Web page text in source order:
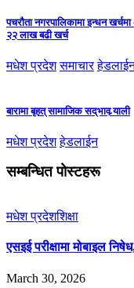
पचरौता नगरपालिकामा इन्धन
२२ लाख बढी खर्च
मधेश प्रदेश समाचार
बारामा बृहत् सामाजिक सद्‌भाव र्‍याली
मधेश प्रदेश हेडलाईन
सम्बन्धित पोस्टहरू
मधेश प्रदेशशिक्षा
एसइई परीक्षामा मोबाइल
March 30, 2026